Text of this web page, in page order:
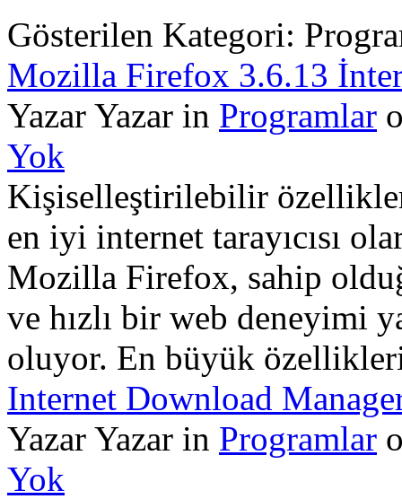
Gösterilen Kategori:
Mozilla Firefox 3.6.13
Yazar Yazar in Programlar
Yok
Kişiselleştirilebilir
en iyi internet tarayıcısı
Mozilla Firefox, sahip
ve hızlı bir web deneyimi
oluyor. En büyük
Internet Download
Yazar Yazar in Programlar
Yok